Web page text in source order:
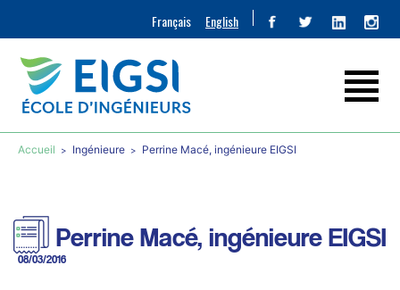
Français English
Accueil Ingénieure Perrine Macé, ingénieure EIGSI
Perrine Macé, ingénieure EIGSI
08/03/2016